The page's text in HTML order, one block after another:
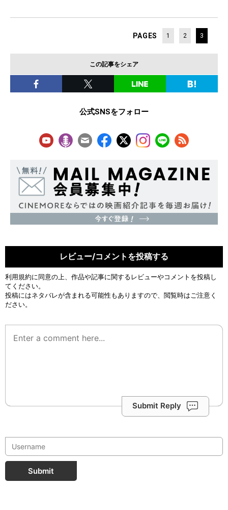
PAGES 1 2 3
この記事をシェア
公式SNSをフォロー
レビュー/コメントを投稿する
利用規約に同意の上、作品や記事に関するレビューやコメントを投稿し
てください。
投稿にはネタバレが含まれる可能性もありますので、閲覧時はご注意く
ださい。
Submit Reply
Submit